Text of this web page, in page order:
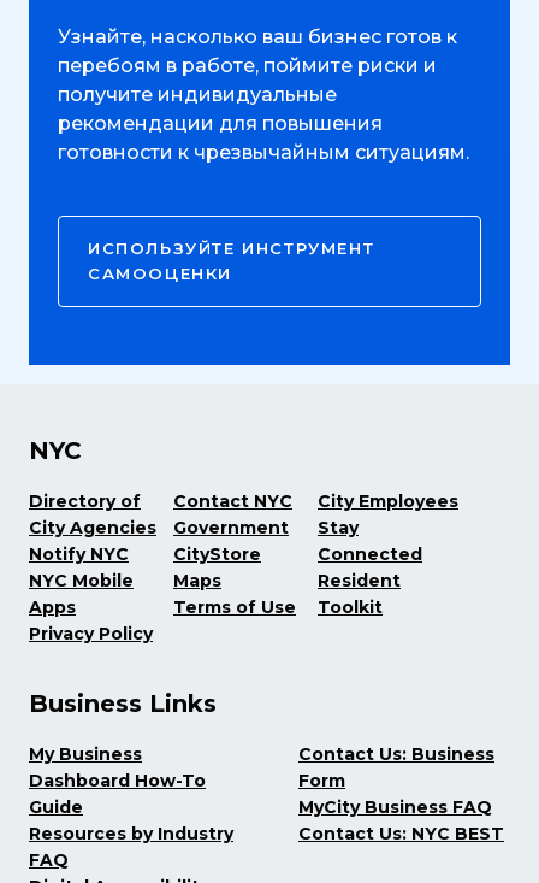
Узнайте, насколько ваш бизнес готов к
перебоям в работе, поймите риски и
получите индивидуальные
рекомендации для повышения
готовности к чрезвычайным ситуациям.
ИСПОЛЬЗУЙТЕ ИНСТРУМЕНТ
САМООЦЕНКИ
NYC
Directory of
City Agencies
Notify NYC
NYC Mobile
Apps
Privacy Policy
Contact NYC
Government
CityStore
Maps
Terms of Use
City Employees
Stay
Connected
Resident
Toolkit
Business Links
My Business
Dashboard How-To
Guide
Resources by Industry
FAQ
Contact Us: Business
Form
MyCity Business FAQ
Contact Us: NYC BEST